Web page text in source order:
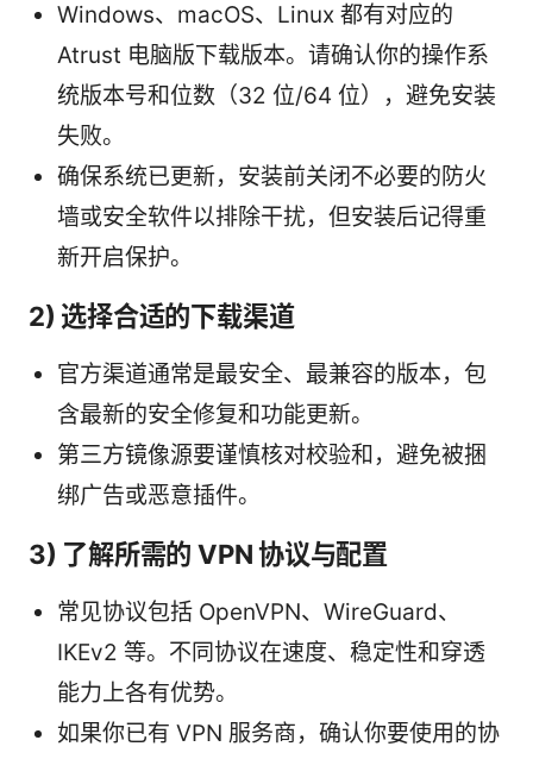
Windows、macOS、Linux 都有对应的
Atrust 电脑版下载版本。请确认你的操作系
统版本号和位数（32 位/64 位），避免安装
失败。
确保系统已更新，安装前关闭不必要的防火
墙或安全软件以排除干扰，但安装后记得重
新开启保护。
2) 选择合适的下载渠道
官方渠道通常是最安全、最兼容的版本，包
含最新的安全修复和功能更新。
第三方镜像源要谨慎核对校验和，避免被捆
绑广告或恶意插件。
3) 了解所需的 VPN 协议与配置
常见协议包括 OpenVPN、WireGuard、
IKEv2 等。不同协议在速度、稳定性和穿透
能力上各有优势。
如果你已有 VPN 服务商，确认你要使用的协